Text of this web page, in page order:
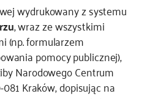
wydrukowany z systemu
, wraz ze wszystkimi
(np. formularzem
pomocy publicznej),
Narodowego Centrum
Kraków, dopisując na